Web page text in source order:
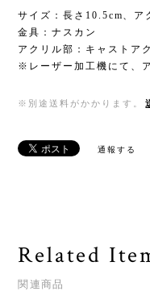
サイズ：長さ10.5cm、ア
金具：ナスカン
アクリル部：キャストア
※レーザー加工機にて、
※別途送料がかかります。
通報する
Related
関連商品